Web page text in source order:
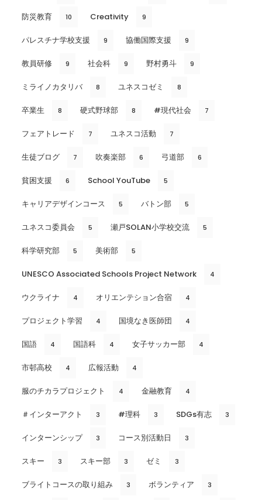
防災教育 10 Creativity 9
パレスチナ学校支援 9 協働国際支援 9
教員研修 9 社会科 9 野村勇斗 9
ミライノカタリバ 8 ユネスコゼミ 8
卒業生 8 硬式野球部 8 #現代社会 7
フェアトレード 7 ユネスコ活動 7
生徒ブログ 7 吹奏楽部 6 弓道部 6
貧困支援 6 School YouTube 5
キャリアデザインコース 5 バトン部 5
ユネスコ委員会 5 瀬戸SOLAN小学校交流 5
科学研究部 5 美術部 5
UNESCO Associated Schools Project Network 4
ウクライナ 4 オリエンテション合宿 4
プロジェクト学習 4 国境なき医師団 4
国語 4 国語科 4 女子サッカー部 4
市邨高校 4 広報活動 4
服のチカラプロジェクト 4 金融教育 4
＃インターアクト 3 #理科 3 SDGs有志 3
インターンシップ 3 コース別活動日 3
スキー 3 スキー部 3 ゼミ 3
ブライトコースの取り組み 3 ボランティア 3